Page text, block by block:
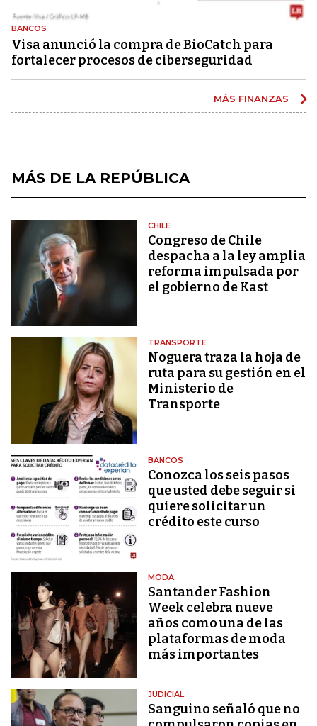
BANCOS
Visa anunció la compra de BioCatch para
fortalecer procesos de ciberseguridad
MÁS FINANZAS
MÁS DE LA REPÚBLICA
CHILE
Congreso de Chile
despacha a la ley amplia
reforma impulsada por
el gobierno de Kast
TRANSPORTE
Noguera traza la hoja de
ruta para su gestión en el
Ministerio de
Transporte
BANCOS
Conozca los seis pasos
que usted debe seguir si
quiere solicitar un
crédito este curso
MODA
Santander Fashion
Week celebra nueve
años como una de las
plataformas de moda
más importantes
JUDICIAL
Sanguino señaló que no